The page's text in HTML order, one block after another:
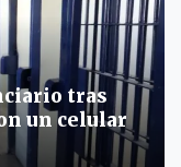
tras
un celular